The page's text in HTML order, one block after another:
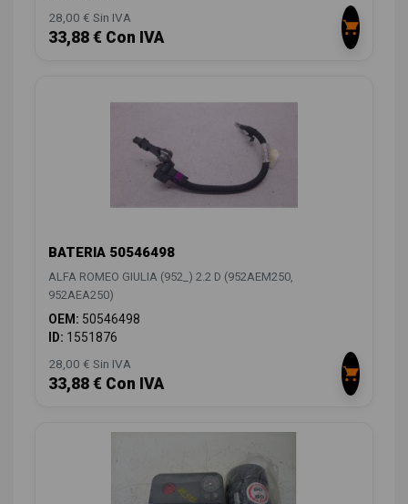
28,00 € Sin IVA
33,88 € Con IVA
BATERIA 50546498
ALFA ROMEO GIULIA (952_) 2.2 D (952AEM250,
952AEA250)
OEM: 50546498
ID: 1551876
28,00 € Sin IVA
33,88 € Con IVA